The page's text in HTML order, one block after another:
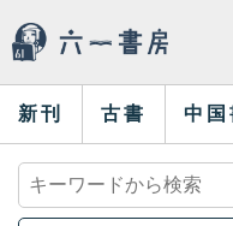
新刊 古書 中国